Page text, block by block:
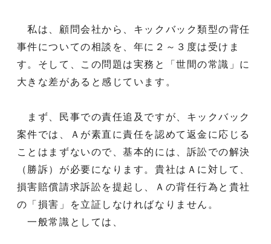
私は、顧問会社から、キックバック類型の背任
事件についての相談を、年に２～３度は受けま
す。そして、この問題は実務と「世間の常識」に
大きな差があると感じています。
まず、民事での責任追及ですが、キックバック
案件では、Ａが素直に責任を認めて返金に応じる
ことはまずないので、基本的には、訴訟での解決
（勝訴）が必要になります。貴社はＡに対して、
損害賠償請求訴訟を提起し、Ａの背任行為と貴社
の「損害」を立証しなければなりません。
一般常識としては、